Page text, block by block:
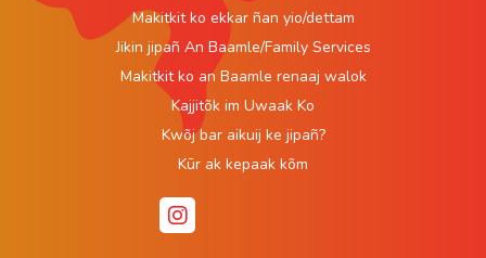
Makitkit ko ekkar ñan yio/dettam
Jikin jipañ An Baamle/Family Services
Makitkit ko an Baamle renaaj walok
Kajjitõk im Uwaak Ko
Kwõj bar aikuij ke jipañ?
Kūr ak kepaak kõm